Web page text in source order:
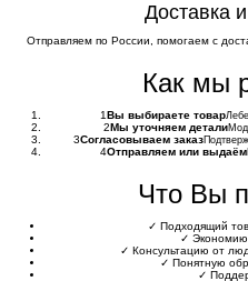
Доставка
Отправляем по России, помогаем с
Как мы
1 Вы выбираете товар
2 Мы уточняем детали
3Согласовываем заказ
4Отправляем или выдаём
Что Вы
✓ Подходящий
✓
✓ Консультацию от
✓ Понятную
✓